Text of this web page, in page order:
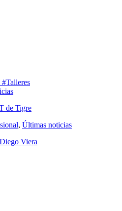
#Talleres
de Tigre
, Últimas noticias
Viera